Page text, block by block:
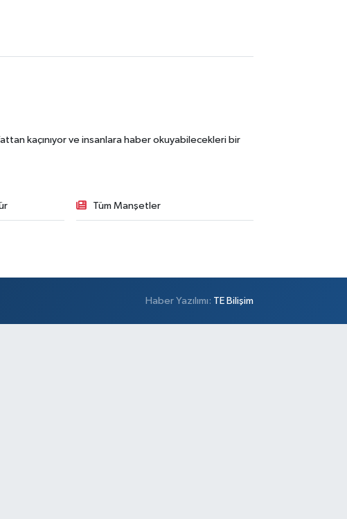
kaçınıyor ve insanlara haber okuyabilecekleri bir
Tüm Manşetler
Haber Yazılımı: TE Bilişim